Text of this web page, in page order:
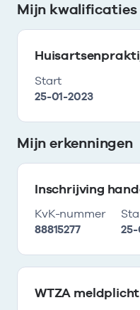
Mijn kwalificaties
Start
25-01-2023
Mijn erkenningen
Inschrijving
KvK-nummer
88815277
25-
WTZA meldplicht